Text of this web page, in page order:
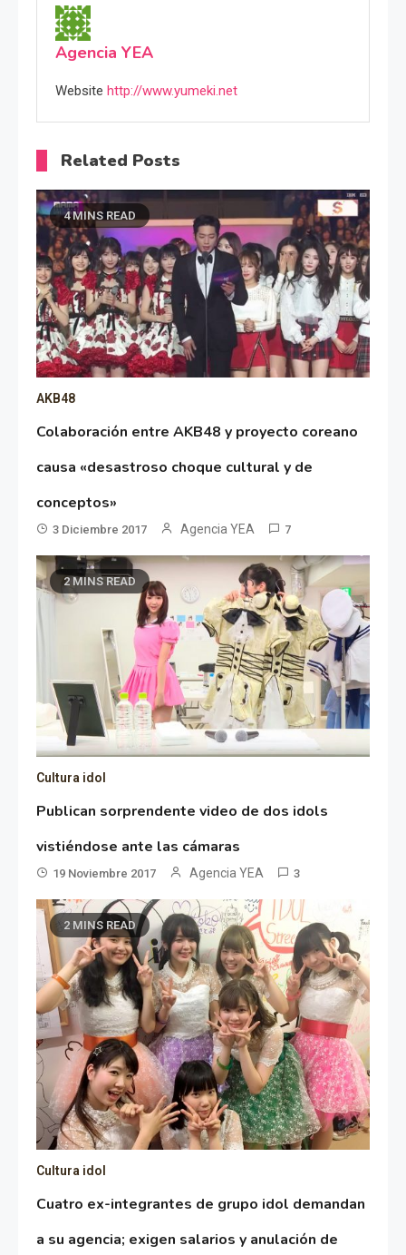
Agencia YEA
Website http://www.yumeki.net
Related Posts
4 MINS READ
AKB48
Colaboración entre AKB48 y proyecto coreano
causa «desastroso choque cultural y de
conceptos»
3 Diciembre 2017 Agencia YEA 7
2 MINS READ
Cultura idol
Publican sorprendente video de dos idols
vistiéndose ante las cámaras
19 Noviembre 2017 Agencia YEA 3
2 MINS READ
Cultura idol
Cuatro ex-integrantes de grupo idol demandan
a su agencia; exigen salarios y anulación de